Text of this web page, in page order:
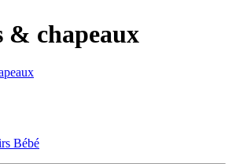
& chapeaux
Bébé